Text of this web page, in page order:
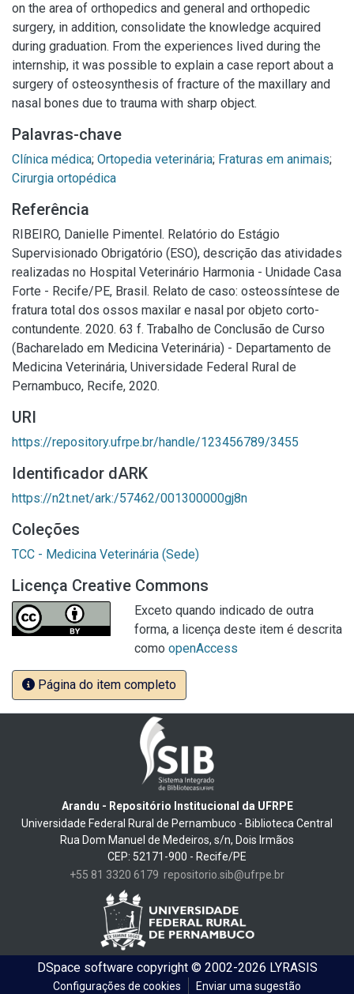
on the area of orthopedics and general and orthopedic
surgery, in addition, consolidate the knowledge acquired
during graduation. From the experiences lived during the
internship, it was possible to explain a case report about a
surgery of osteosynthesis of fracture of the maxillary and
nasal bones due to trauma with sharp object.
Palavras-chave
Clínica médica; Ortopedia veterinária; Fraturas em animais;
Cirurgia ortopédica
Referência
RIBEIRO, Danielle Pimentel. Relatório do Estágio
Supervisionado Obrigatório (ESO), descrição das atividades
realizadas no Hospital Veterinário Harmonia - Unidade Casa
Forte - Recife/PE, Brasil. Relato de caso: osteossíntese de
fratura total dos ossos maxilar e nasal por objeto corto-
contundente. 2020. 63 f. Trabalho de Conclusão de Curso
(Bacharelado em Medicina Veterinária) - Departamento de
Medicina Veterinária, Universidade Federal Rural de
Pernambuco, Recife, 2020.
URI
https://repository.ufrpe.br/handle/123456789/3455
Identificador dARK
https://n2t.net/ark:/57462/001300000gj8n
Coleções
TCC - Medicina Veterinária (Sede)
Licença Creative Commons
Exceto quando indicado de outra
forma, a licença deste item é descrita
como openAccess
Página do item completo
Arandu - Repositório Institucional da UFRPE
Universidade Federal Rural de Pernambuco - Biblioteca Central
Rua Dom Manuel de Medeiros, s/n, Dois Irmãos
CEP: 52171-900 - Recife/PE
+55 81 3320 6179 repositorio.sib@ufrpe.br
DSpace softwarecopyright © 2002-2026 LYRASIS
Configurações de cookies Enviar uma sugestão